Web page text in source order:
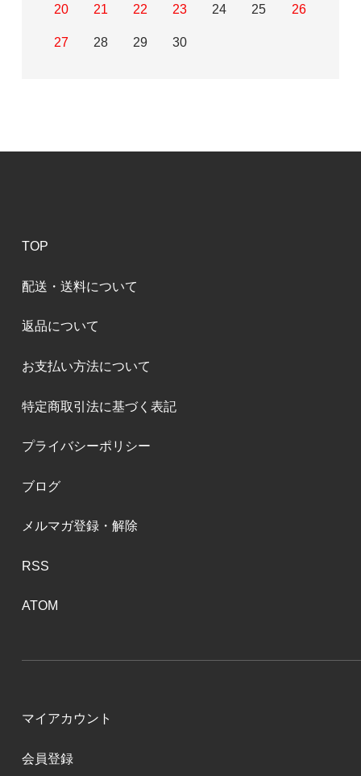
20 21 22 23 24 25 26
27 28 29 30
TOP
配送・送料について
返品について
お支払い方法について
特定商取引法に基づく表記
プライバシーポリシー
ブログ
メルマガ登録・解除
RSS
ATOM
マイアカウント
会員登録